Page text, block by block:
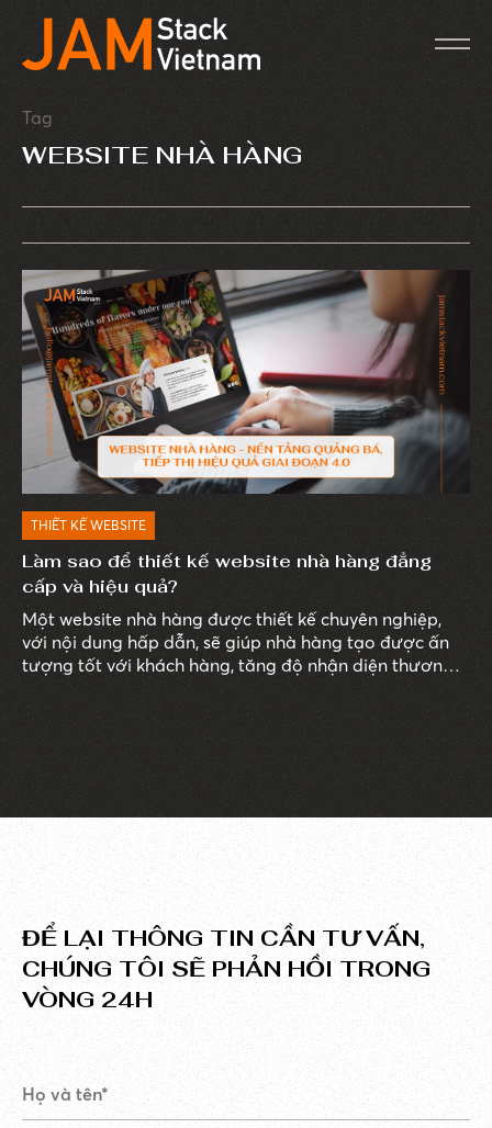
Tag
WEBSITE NHÀ HÀNG
THIẾT KẾ WEBSITE
Làm sao để thiết kế website nhà hàng đẳng
cấp và hiệu quả?
Một website nhà hàng được thiết kế chuyên nghiệp,
với nội dung hấp dẫn, sẽ giúp nhà hàng tạo được ấn
tượng tốt với khách hàng, tăng độ nhận diện thương
ĐỂ LẠI THÔNG TIN CẦN TƯ VẤN,
CHÚNG TÔI SẼ PHẢN HỒI TRONG
VÒNG 24H